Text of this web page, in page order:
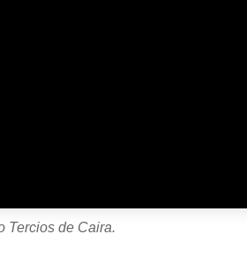
Tercios de Caira.